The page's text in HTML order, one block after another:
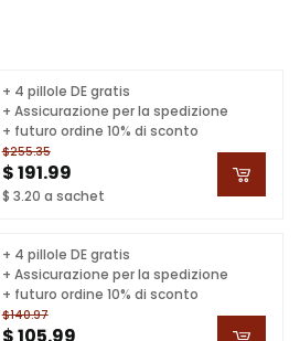
$255.35
$ 191.99
$ 3.20 a sachet
+ 4 pillole DE gratis
+ Assicurazione per la spedizione
+ futuro ordine 10% di sconto
$140.97
$ 105.99
+ 4 pillole DE gratis
+ Assicurazione per la spedizione
+ futuro ordine 10% di sconto